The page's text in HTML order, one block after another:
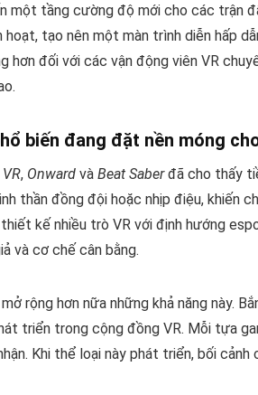
một tầng cường độ mới cho các trận
hoạt, tạo nên một màn trình diễn hấp
hơn đối với các vận động viên VR
biến đang đặt nền móng
, Onward và Beat Saberđã cho thấy
thần đồng đội hoặc nhịp điệu, khiến
kế nhiều trò VR với định hướng
và cơ chế cân bằng.
rộng hơn nữa những khả năng này.
triển trong cộng đồng VR. Mỗi tựa
Khi thể loại này phát triển, bối cảnh